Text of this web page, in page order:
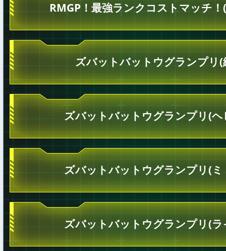
RMGP！最強ランクコストマッチ
ズバットバットウグランプリ(
ズバットバットウグランプリ(ヘ
ズバットバットウグランプリ(ミ
ズバットバットウグランプリ(ラ